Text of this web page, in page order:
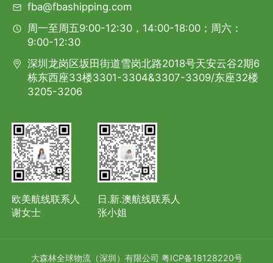
fba@fbashipping.com
周一至周五9:00-12:30，14:00-18:00；周六：
9:00-12:30
深圳龙岗区坂田街道雪岗北路2018号天安云谷2期6
栋东西座33楼3301-3304&3307-3309/东座32楼
3205-3206
欧美航线联系人
谢女士
日.新.澳航线联系人
张小姐
大森林全球物流（深圳）有限公司 粤ICP备18128220号